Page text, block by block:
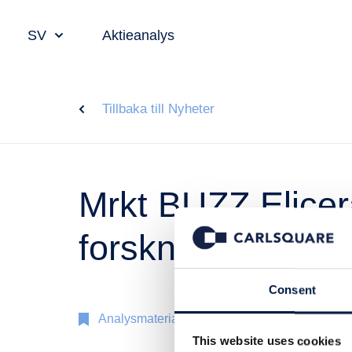
Consent
This website uses cookies
SV Aktieanalys
Tillbaka till Nyheter
Mrkt BUZZ
forskningsstöd
Analysmaterial 19 jan 2022